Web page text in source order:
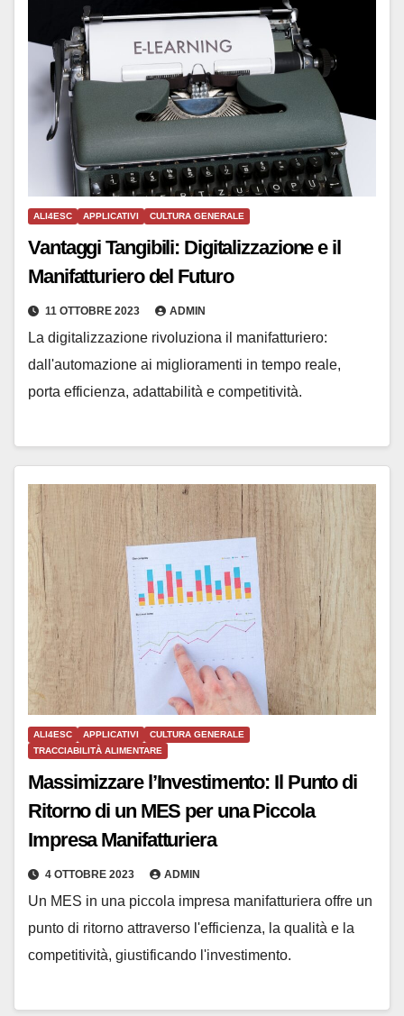
ALI4ESC APPLICATIVI CULTURA GENERALE
Vantaggi Tangibili: Digitalizzazione e il
Manifatturiero del Futuro
11 OTTOBRE 2023 ADMIN
La digitalizzazione rivoluziona il manifatturiero:
dall'automazione ai miglioramenti in tempo reale,
porta efficienza, adattabilità e competitività.
ALI4ESC APPLICATIVI
CULTURA GENERALE
TRACCIABILITÀ ALIMENTARE
Massimizzare l’Investimento: Il Punto di
Ritorno di un MES per una Piccola
Impresa Manifatturiera
4 OTTOBRE 2023 ADMIN
Un MES in una piccola impresa manifatturiera offre un
punto di ritorno attraverso l'efficienza, la qualità e la
competitività, giustificando l'investimento.